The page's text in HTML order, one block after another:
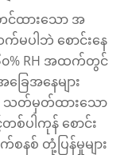
တင်ထားသော အ
မပါဘဲ စောင်းနေ
% RH အထက်တွင်
ြေအနေများ
သတ်မှတ်ထားသော
ပါကုန် စောင်း
စ် တုံ့ပြန်မှုများ